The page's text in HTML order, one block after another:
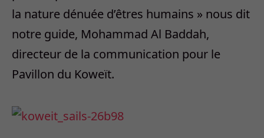
la nature dénuée d’êtres humains » nous dit
notre guide, Mohammad Al Baddah,
directeur de la communication pour le
Pavillon du Koweït.